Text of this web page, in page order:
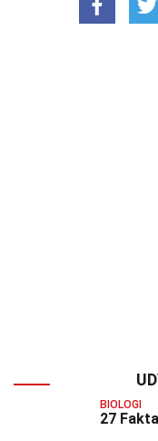
BIOLOGI
27